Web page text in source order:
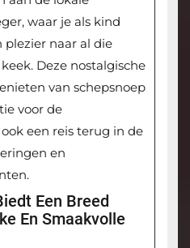
waar je als kind
naar al die
Deze nostalgische
van schepsnoep
voor de
een reis terug in de
en
Een Breed
En Smaakvolle